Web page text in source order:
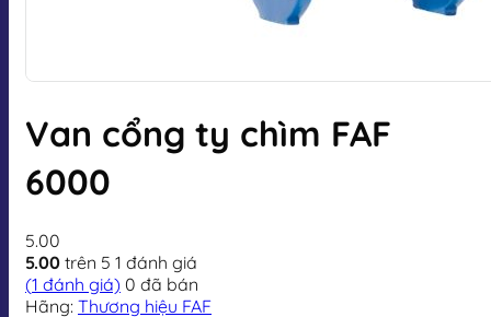
Van cổng ty chìm FAF
6000
5.00
5.00 trên 5 1 đánh giá
(1 đánh giá) 0 đã bán
Hãng: Thương hiệu FAF